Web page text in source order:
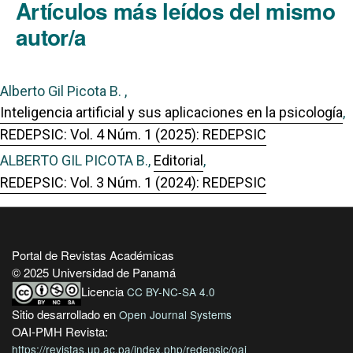
Artículos más leídos del mismo
autor/a
Alberto Gil Picota B. ,
Inteligencia artificial y sus aplicaciones en la psicología,
REDEPSIC: Vol. 4 Núm. 1 (2025): REDEPSIC
ALBERTO GIL PICOTA B., Editorial,
REDEPSIC: Vol. 3 Núm. 1 (2024): REDEPSIC
Portal de Revistas Académicas
© 2025 Universidad de Panamá
Licencia CC BY-NC-SA 4.0
Sitio desarrollado en Open Journal Systems
OAI-PMH Revista:
https://revistas.up.ac.pa/index.php/redepsic/oai